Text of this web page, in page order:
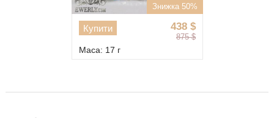
Знижка 50%
438 $
875 $
Купити
Маса: 17 г